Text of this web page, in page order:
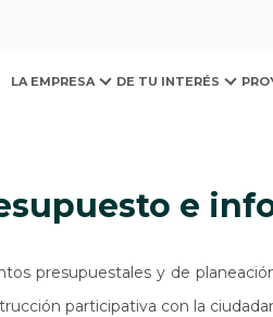
y
LA EMPRESA DE TU INTERÉS
e
presupuestales y de
participativa con la